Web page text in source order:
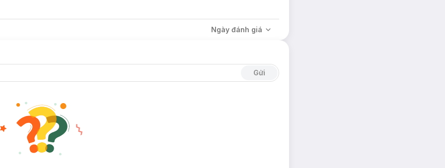
có thành phần dưỡng chất giúp môi mịn như lụa.
trong, dưỡng ẩm đôi môi và bảo vệ môi.
loại da, kể cả da nhạy cảm.
4 loại dầu thực vật: Mắc ca, quả bơ, hạt mơ, nụ tầm xuân
Ngày đánh giá
Gửi